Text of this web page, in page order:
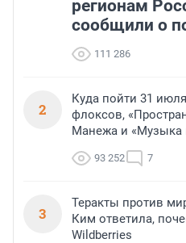
регионам
сообщили о
111 286
2
Куда пойти 31
флоксов,
Манежа и «Музыка
93 252 7
3
Теракты против
Ким ответила,
Wildberries